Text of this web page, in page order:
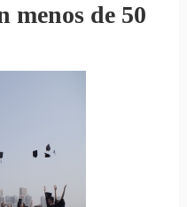
menos de 50